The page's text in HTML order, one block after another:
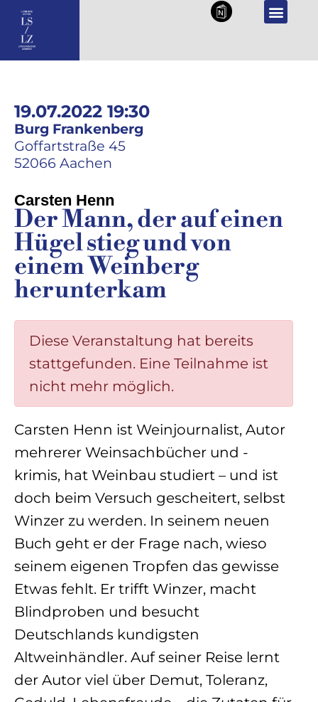
NL DE
19.07.2022 19:30
Burg Frankenberg
Goffartstraße 45
52066 Aachen
Carsten Henn
Der Mann, der auf einen
Hügel stieg und von
einem Weinberg
herunterkam
Diese Veranstaltung hat bereits
stattgefunden. Eine Teilnahme ist
nicht mehr möglich.
Carsten Henn ist Weinjournalist, Autor
mehrerer Weinsachbücher und -
krimis, hat Weinbau studiert – und ist
doch beim Versuch gescheitert, selbst
Winzer zu werden. In seinem neuen
Buch geht er der Frage nach, wieso
seinem eigenen Tropfen das gewisse
Etwas fehlt. Er trifft Winzer, macht
Blindproben und besucht
Deutschlands kundigsten
Altweinhändler. Auf seiner Reise lernt
der Autor viel über Demut, Toleranz,